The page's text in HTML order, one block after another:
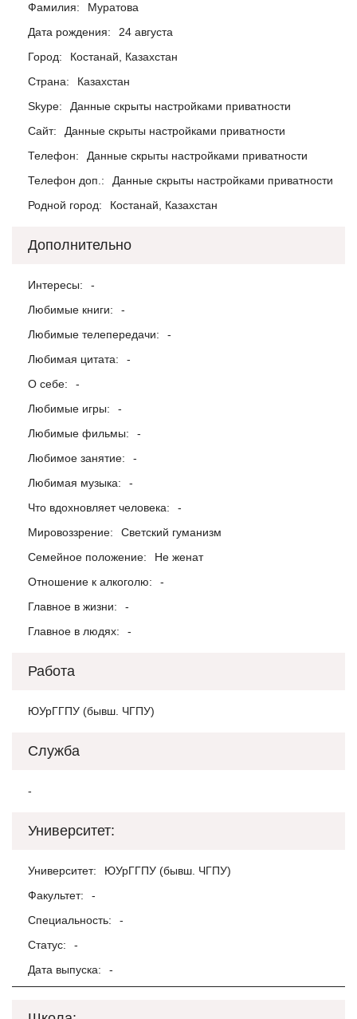
Фамилия:
Муратова
Дата рождения:
24 августа
Город:
Костанай, Казахстан
Страна:
Казахстан
Skype:
Данные скрыты настройками приватности
Сайт:
Данные скрыты настройками приватности
Телефон:
Данные скрыты настройками приватности
Телефон доп.:
Данные скрыты настройками приватности
Родной город:
Костанай, Казахстан
Дополнительно
Интересы:
-
Любимые книги:
-
Любимые телепередачи:
-
Любимая цитата:
-
О себе:
-
Любимые игры:
-
Любимые фильмы:
-
Любимое занятие:
-
Любимая музыка:
-
Что вдохновляет человека:
-
Мировоззрение:
Светский гуманизм
Семейное положение:
Не женат
Отношение к алкоголю:
-
Главное в жизни:
-
Главное в людях:
-
Работа
ЮУрГГПУ (бывш. ЧГПУ)
Служба
-
Университет:
Университет:
ЮУрГГПУ (бывш. ЧГПУ)
Факультет:
-
Специальность:
-
Статус:
-
Дата выпуска:
-